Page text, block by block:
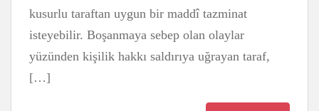
kusurlu taraftan uygun bir maddî tazminat
isteyebilir. Boşanmaya sebep olan olaylar
yüzünden kişilik hakkı saldırıya uğrayan taraf,
[…]